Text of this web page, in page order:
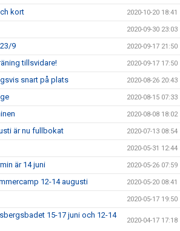
kort 2020-10-20 18:41
2020-09-30 23:03
9 2020-09-17 21:50
tillsvidare! 2020-09-17 17:50
snart på plats 2020-08-26 20:43
2020-08-15 07:33
2020-08-08 18:02
är nu fullbokat 2020-07-13 08:54
2020-05-31 12:44
är 14 juni 2020-05-26 07:59
12-14 augusti 2020-05-20 08:41
2020-05-17 19:50
15-17 juni och 12-14
2020-04-17 17:18